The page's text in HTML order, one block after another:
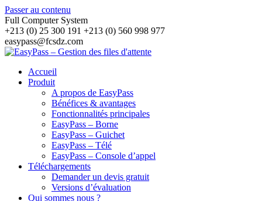
Passer au contenu
Full Computer System
+213 (0) 25 300 191 +213 (0) 560 998 977
easypass@fcsdz.com
Accueil
Produit
A propos de EasyPass
Bénéfices & avantages
Fonctionnalités principales
EasyPass – Borne
EasyPass – Guichet
EasyPass – Télé
EasyPass – Console d’appel
Téléchargements
Demander un devis gratuit
Versions d’évaluation
Qui sommes nous ?